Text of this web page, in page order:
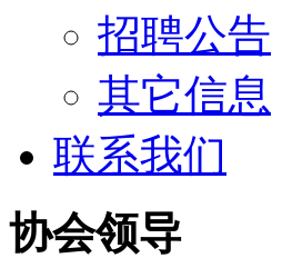
招聘公告
其它信息
联系我们
协会领导